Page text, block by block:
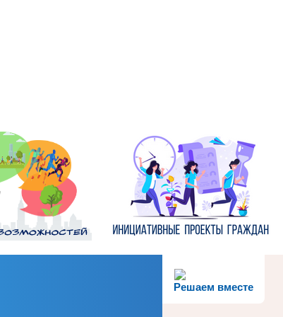
Решаем вместе